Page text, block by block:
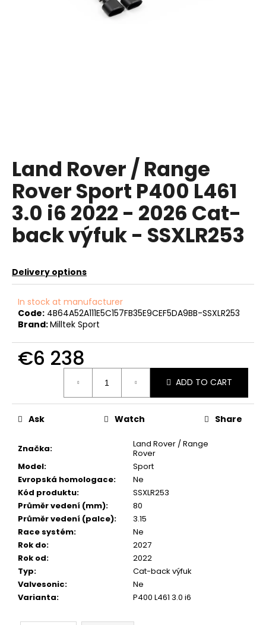
Land Rover / Range
Rover Sport P400 L461
3.0 i6 2022 - 2026 Cat-
back výfuk - SSXLR253
Delivery options
In stock at manufacturer
Code: 4B64A52A111E5C157FB35E9CEF5DA9BB-SSXLR253
Brand:Milltek Sport
€6 238
ADD TO CART
Značka:
Land Rover / Range
Rover
Model:
Sport
Evropská homologace:
Ne
Kód produktu:
SSXLR253
Průměr vedení (mm):
80
Průměr vedení (palce):
3.15
Race systém:
Ne
Rok do:
2027
Rok od:
2022
Typ:
Cat-back výfuk
Valvesonic:
Ne
Varianta: P400 L461 3.0 i6
Ask Watch Share
SEARCH
W
e
r
c
o
m
m
e
n
d
SVÍČKY
2.0TFSI
EA888.1/2
€74